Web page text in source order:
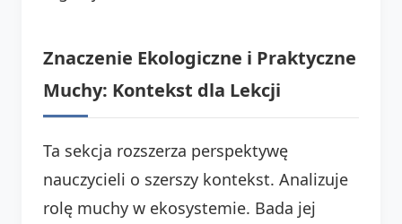
Znaczenie Ekologiczne i Praktyczne
Muchy: Kontekst dla Lekcji
Ta sekcja rozszerza perspektywę
nauczycieli o szerszy kontekst. Analizuje
rolę muchy w ekosystemie. Bada jej